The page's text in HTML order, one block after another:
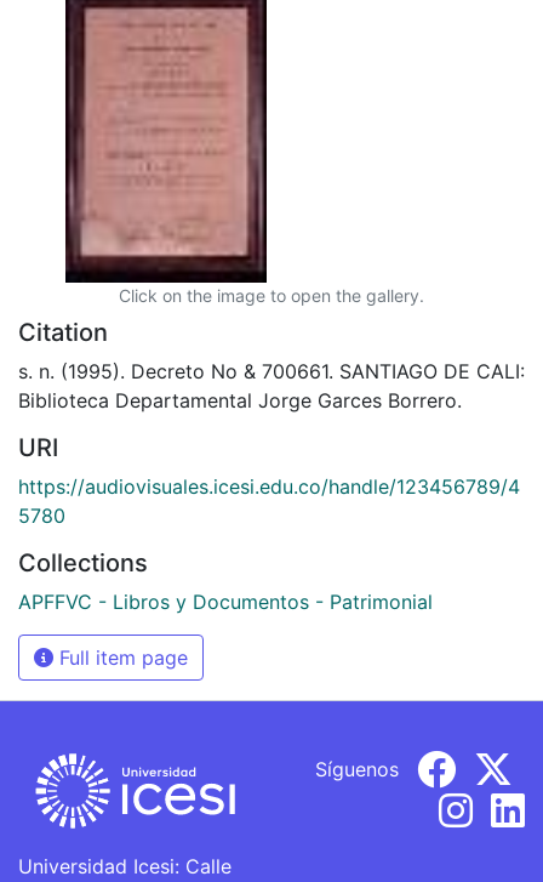
Click on the image to open the gallery.
Citation
s. n. (1995). Decreto No & 700661. SANTIAGO DE CALI:
Biblioteca Departamental Jorge Garces Borrero.
URI
https://audiovisuales.icesi.edu.co/handle/123456789/4
5780
Collections
APFFVC - Libros y Documentos - Patrimonial
Full item page
Universidad Icesi: Calle
Síguenos